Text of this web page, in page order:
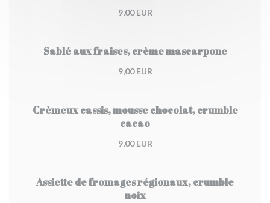
9,00 EUR
Sablé aux fraises, crème mascarpone
9,00 EUR
Crèmeux cassis, mousse chocolat, crumble
cacao
9,00 EUR
Assiette de fromages régionaux, crumble
noix